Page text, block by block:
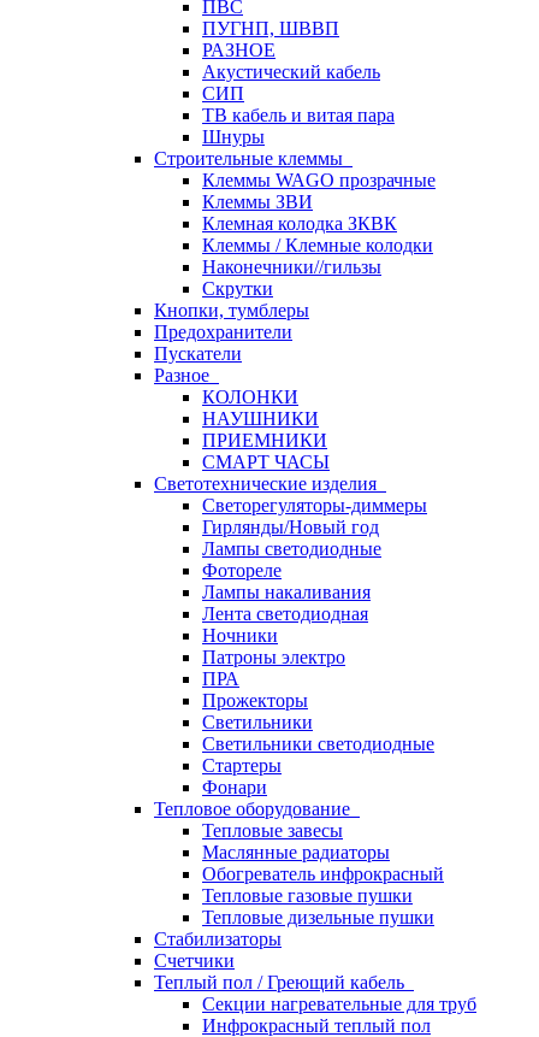
ПВС
ПУГНП, ШВВП
РАЗНОЕ
Акустический кабель
СИП
ТВ кабель и витая пара
Шнуры
Строительные клеммы
Клеммы WAGO прозрачные
Клеммы ЗВИ
Клемная колодка ЗКВК
Клеммы / Клемные колодки
Наконечники//гильзы
Скрутки
Кнопки, тумблеры
Предохранители
Пускатели
Разное
КОЛОНКИ
НАУШНИКИ
ПРИЕМНИКИ
СМАРТ ЧАСЫ
Светотехнические изделия
Светорегуляторы-диммеры
Гирлянды/Новый год
Лампы светодиодные
Фотореле
Лампы накаливания
Лента светодиодная
Ночники
Патроны электро
ПРА
Прожекторы
Светильники
Светильники светодиодные
Стартеры
Фонари
Тепловое оборудование
Тепловые завесы
Маслянные радиаторы
Обогреватель инфрокрасный
Тепловые газовые пушки
Тепловые дизельные пушки
Стабилизаторы
Счетчики
Теплый пол / Греющий кабель
Секции нагревательные для труб
Инфрокрасный теплый пол